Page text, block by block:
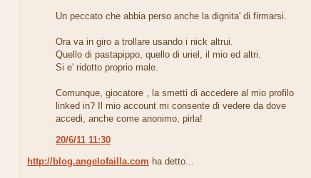
Un peccato che abbia perso anche la dignita' di firmarsi.
Ora va in giro a trollare usando i nick altrui.
Quello di pastapippo, quello di uriel, il mio ed altri.
Si e' ridotto proprio male.
Comunque, giocatore , la smetti di accedere al mio profilo
linked in? Il mio account mi consente di vedere da dove
accedi, anche come anonimo, pirla!
20/6/11 11:30
http://blog.angelofailla.com ha detto...